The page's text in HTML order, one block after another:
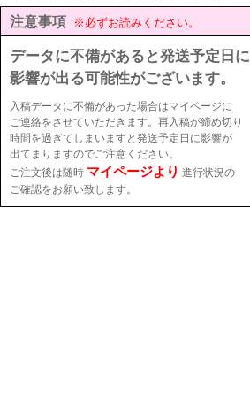
注意事項 ※必ずお読みください。
データに不備があると発送予定日に
影響が出る可能性がございます。
入稿データに不備があった場合はマイページに
ご連絡をさせていただきます。再入稿が締め切り
時間を過ぎてしまいますと発送予定日に影響が
出てまりますのでご注意ください。
ご注文後は随時 マイページより 進行状況の
ご確認をお願い致します。